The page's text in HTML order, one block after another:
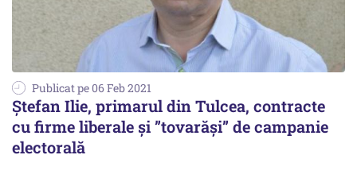
Publicat pe 06 Feb 2021
Ștefan Ilie, primarul din Tulcea, contracte
cu firme liberale și ”tovarăși” de campanie
electorală